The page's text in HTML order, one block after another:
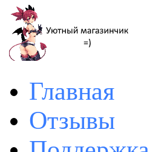
Главная
Отзывы